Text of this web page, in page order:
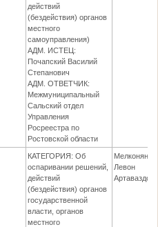
действий
(бездействия) органов
местного
самоуправления)
АДМ. ИСТЕЦ:
Почапский Василий
Степанович
АДМ. ОТВЕТЧИК:
Межмуниципальный
Сальский отдел
Управления
Росреестра по
Ростовской области
КАТЕГОРИЯ: Об
оспаривании решений,
действий
(бездействия) органов
государственной
власти, органов
местного
Мелконян
Левон